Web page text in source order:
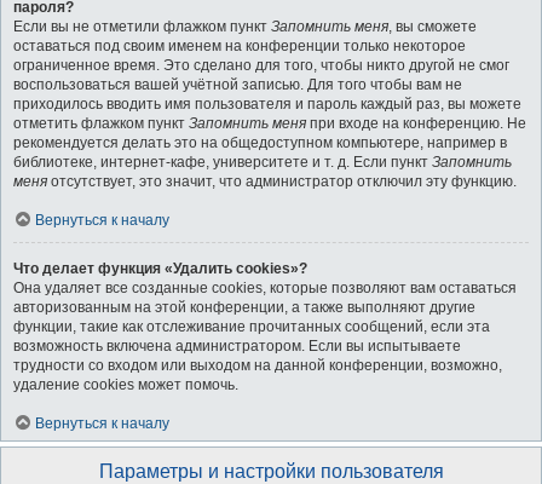
пароля?
Если вы не отметили флажком пункт Запомнить меня, вы сможете
оставаться под своим именем на конференции только некоторое
ограниченное время. Это сделано для того, чтобы никто другой не смог
воспользоваться вашей учётной записью. Для того чтобы вам не
приходилось вводить имя пользователя и пароль каждый раз, вы можете
отметить флажком пункт Запомнить меня при входе на конференцию. Не
рекомендуется делать это на общедоступном компьютере, например в
библиотеке, интернет-кафе, университете и т. д. Если пункт Запомнить
меня отсутствует, это значит, что администратор отключил эту функцию.
Вернуться к началу
Что делает функция «Удалить cookies»?
Она удаляет все созданные cookies, которые позволяют вам оставаться
авторизованным на этой конференции, а также выполняют другие
функции, такие как отслеживание прочитанных сообщений, если эта
возможность включена администратором. Если вы испытываете
трудности со входом или выходом на данной конференции, возможно,
удаление cookies может помочь.
Вернуться к началу
Параметры и настройки пользователя